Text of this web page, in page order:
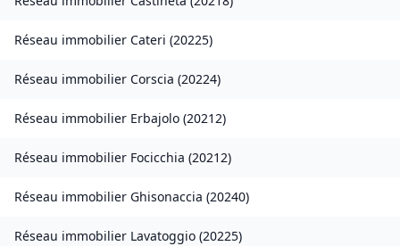
Réseau immobilier Cateri (20225)
Réseau immobilier Corscia (20224)
Réseau immobilier Erbajolo (20212)
Réseau immobilier Focicchia (20212)
Réseau immobilier Ghisonaccia (20240)
Réseau immobilier Lavatoggio (20225)